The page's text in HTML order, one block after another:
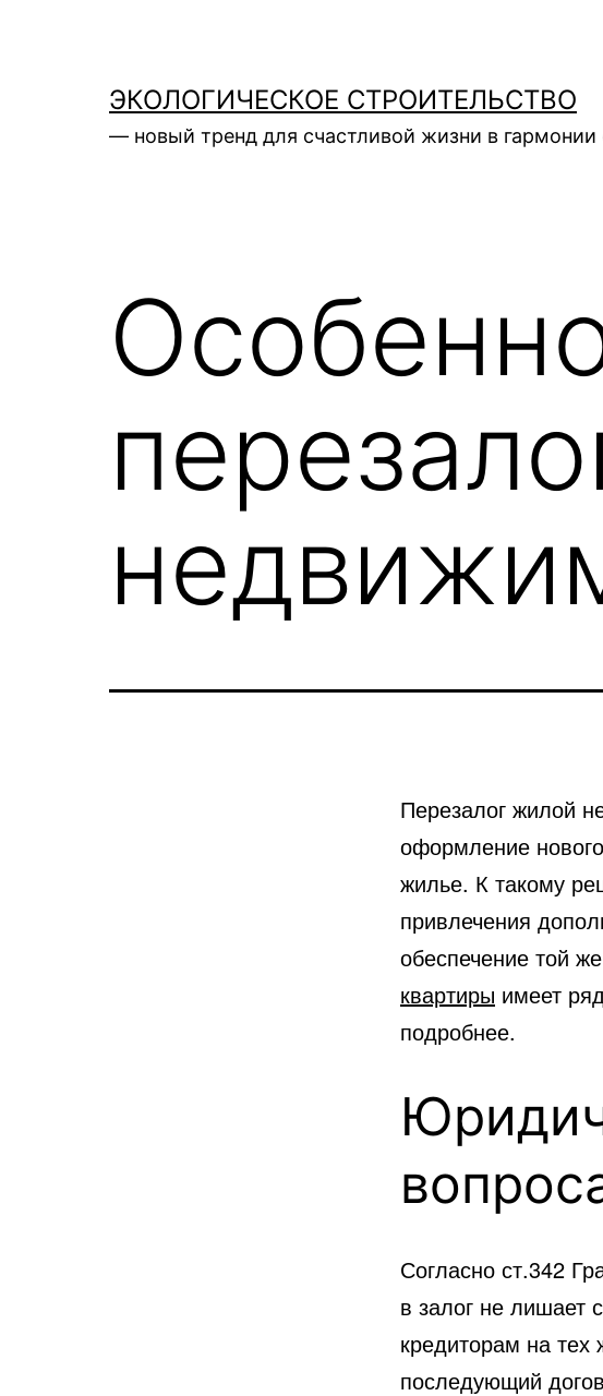
содержимомуЭКОЛОГИЧЕСКОЕ СТРОИТЕЛЬСТВО
— новый тренд для счастливой жизни в гармонии
Перезалог жилой
оформление
жилье. К такому
привлечения
обеспечение той
квартиры имеет
подробнее.
Согласно ст.342
в залог не лишает
кредиторам на
последующий